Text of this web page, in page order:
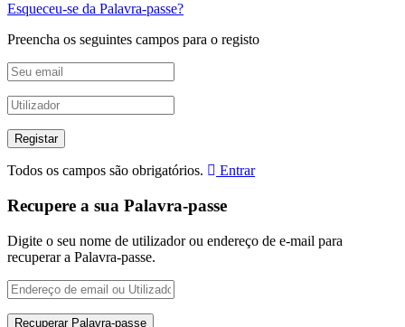
Esqueceu-se da Palavra-passe?
Preencha os seguintes campos para o registo
Todos os campos são obrigatórios. Entrar
Recupere a sua Palavra-passe
Digite o seu nome de utilizador ou endereço de e-mail para
recuperar a Palavra-passe.